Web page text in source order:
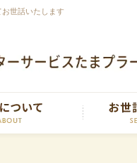
世話いたします